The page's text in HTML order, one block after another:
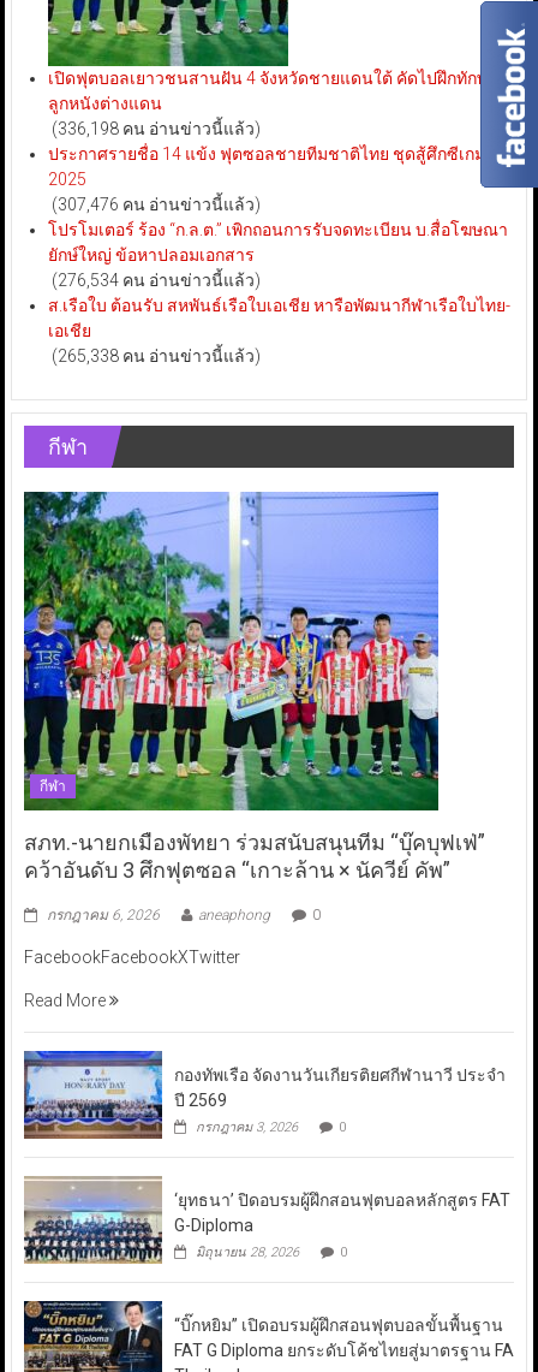
เปิดฟุตบอลเยาวชนสานฝัน 4 จังหวัดชายแดนใต้ คัดไปฝึกทักษะ
ลูกหนังต่างแดน
(336,198 คน อ่านข่าวนี้แล้ว)
ประกาศรายชื่อ 14 แข้ง ฟุตซอลชายทีมชาติไทย ชุดสู้ศึกซีเกมส์
2025
(307,476 คน อ่านข่าวนี้แล้ว)
โปรโมเตอร์ ร้อง “ก.ล.ต.” เพิกถอนการรับจดทะเบียน บ.สื่อโฆษณา
ยักษ์ใหญ่ ข้อหาปลอมเอกสาร
(276,534 คน อ่านข่าวนี้แล้ว)
ส.เรือใบ ต้อนรับ สหพันธ์เรือใบเอเชีย หารือพัฒนากีฬาเรือใบไทย-
เอเชีย
(265,338 คน อ่านข่าวนี้แล้ว)
กีฬา
กีฬา
สภท.-นายกเมืองพัทยา ร่วมสนับสนุนทีม “บุ๊คบุฟเฟ่”
คว้าอันดับ 3 ศึกฟุตซอล “เกาะล้าน × นัควีย์ คัพ”
กรกฎาคม 6, 2026 aneaphong 0
FacebookFacebookXTwitter
Read More
กองทัพเรือ จัดงานวันเกียรติยศกีฬานาวี ประจำ
ปี 2569
กรกฎาคม 3, 2026 0
‘ยุทธนา’ ปิดอบรมผู้ฝึกสอนฟุตบอลหลักสูตร FAT
G-Diploma
มิถุนายน 28, 2026 0
“บิ๊กหยิม” เปิดอบรมผู้ฝึกสอนฟุตบอลขั้นพื้นฐาน
FAT G Diploma ยกระดับโค้ชไทยสู่มาตรฐาน FA